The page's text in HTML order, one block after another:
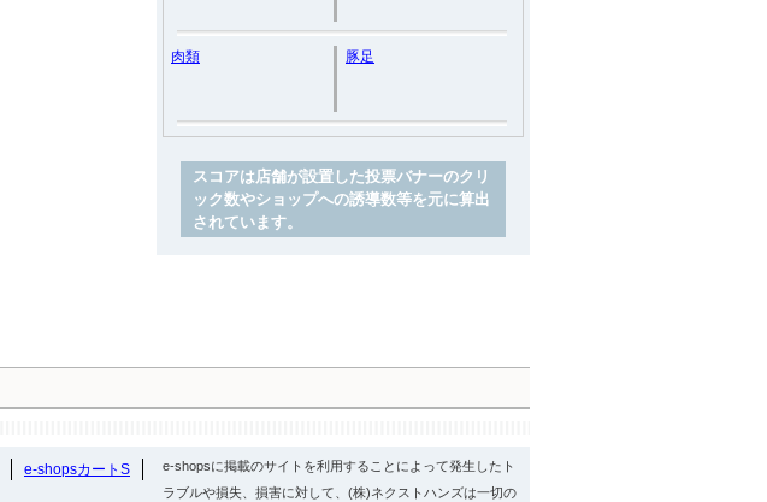
肉類 豚足
スコアは店舗が設置した投票バナーのクリ
ック数やショップへの誘導数等を元に算出
されています。
e-shopsカートS
e-shopsに掲載のサイトを利用することによって発生したト
ラブルや損失、損害に対して、(株)ネクストハンズは一切の